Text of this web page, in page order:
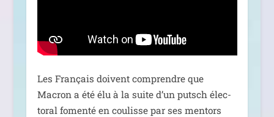
Les Français doivent com­prendre que
Macron a été élu à la suite d’un putsch élec­
to­ral fomen­té en cou­lisse par ses men­tors